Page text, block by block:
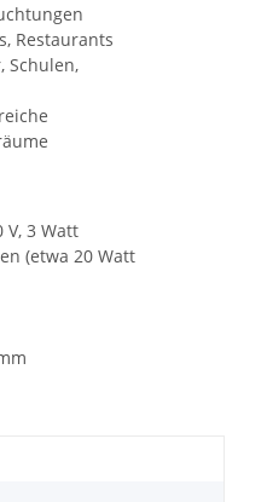
Restaurants
Schulen,
3 Watt
(etwa 20 Watt